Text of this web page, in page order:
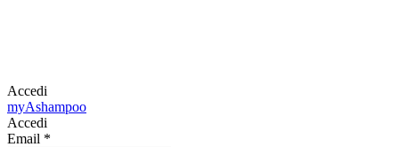
Accedi
myAshampoo
Accedi
Email *